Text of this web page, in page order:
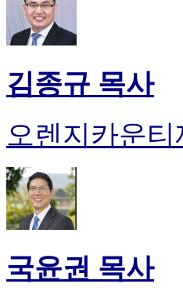
김종규 목사
오렌지카운
국윤권 목사